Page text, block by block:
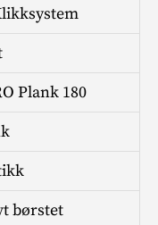
Plank 180
børstet